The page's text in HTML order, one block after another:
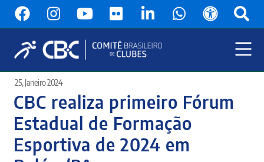
conteúdo
Menu
Principal
CBC realiza primeiro Fórum
Estadual de Formação
Esportiva de 2024 em
25, Janeiro 2024